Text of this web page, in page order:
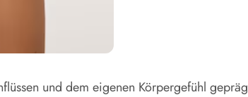
und dem eigenen Körpergefühl